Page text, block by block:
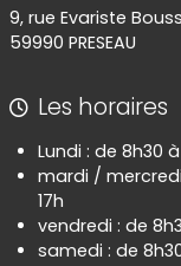
9, rue Evariste
59990 PRESEAU
Les horaires
Lundi : de 8h30 à
mardi / mercredi
17h
vendredi : de
samedi : de 8h30